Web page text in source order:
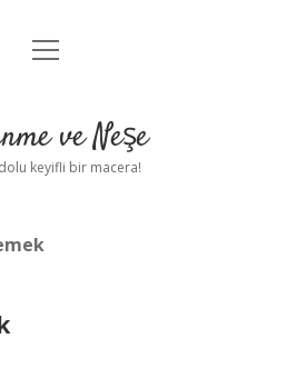
Anasayfa
Yasal Uyarı
menüyü
ve Neşe
keyifli bir macera!